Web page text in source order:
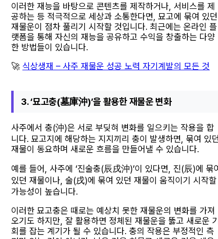
이러한 재능을 바탕으로 콘텐츠를 제작하거나, 서비스를 제
공하는 등 적극적으로 세상과 소통한다면, 묘고에 묶여 있던
재물운이 점차 풀리기 시작할 것입니다. 최근에는 온라인 플
랫폼을 통해 자신의 재능을 공유하고 수익을 창출하는 다양
한 방법들이 있습니다.
🚀 식상생재 – 사주 재물운 성공 노력 자기계발의 모든 것
3. ‘묘고충(墓庫沖)’을 활용한 재물운 변화
사주에서 충(沖)은 서로 부딪혀 변화를 일으키는 작용을 합
니다. 묘고지에 해당하는 지지끼리 충이 발생하면, 묶여 있
재물이 동요하며 새로운 흐름을 만들어낼 수 있습니다.
예를 들어, 사주에 ‘진술충(辰戌沖)’이 있다면, 진(辰)에 묶
있던 재물이나, 술(戌)에 묶여 있던 재물이 움직이기 시작할
가능성이 높습니다.
이러한 묘고충은 때로는 예상치 못한 재물운의 변화를 가져
오기도 하지만, 잘 활용하면 정체된 재물운을 뚫고 새로운
회를 잡는 계기가 될 수 있습니다. 충의 작용은 부정적인 측